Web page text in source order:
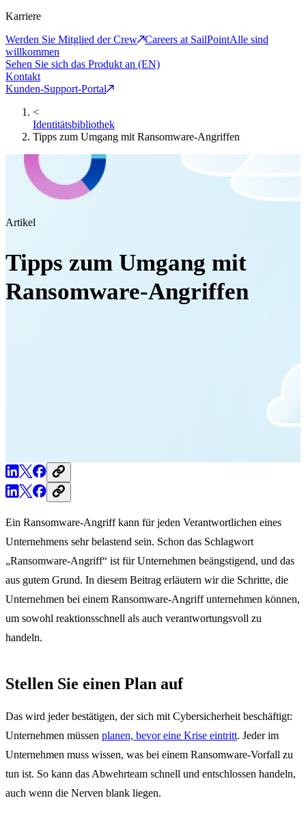
Karriere
Werden Sie Mitglied der Crew
Careers at SailPointAlle sind
willkommen
Sehen Sie sich das Produkt an (EN)
Kontakt
Kunden-Support-Portal
<
Identitätsbibliothek
Tipps zum Umgang mit Ransomware-Angriffen
Artikel
Tipps zum Umgang mit
Ransomware-Angriffen
Ein Ransomware-Angriff kann für jeden Verantwortlichen eines
Unternehmens sehr belastend sein. Schon das Schlagwort
„Ransomware-Angriff“ ist für Unternehmen beängstigend, und das
aus gutem Grund. In diesem Beitrag erläutern wir die Schritte, die
Unternehmen bei einem Ransomware-Angriff unternehmen können,
um sowohl reaktionsschnell als auch verantwortungsvoll zu
handeln.
Stellen Sie einen Plan auf
Das wird jeder bestätigen, der sich mit Cybersicherheit beschäftigt:
Unternehmen müssen planen, bevor eine Krise eintritt. Jeder im
Unternehmen muss wissen, was bei einem Ransomware-Vorfall zu
tun ist. So kann das Abwehrteam schnell und entschlossen handeln,
auch wenn die Nerven blank liegen.